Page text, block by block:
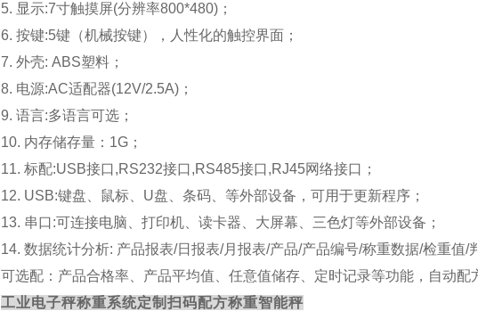
5. 显示:7寸触摸屏(分辨率800*480)；
6. 按键:5键（机械按键），人性化的触控界面；
7. 外壳: ABS塑料；
8. 电源:AC适配器(12V/2.5A)；
9. 语言:多语言可选；
10. 内存储存量：1G；
11. 标配:USB接口,RS232接口,RS485接口,RJ45网络接口；
12. USB:键盘、鼠标、U盘、条码、等外部设备，可用于更新程序；
13. 串口:可连接电脑、打印机、读卡器、大屏幕、三色灯等外部设备；
14. 数据统计分析: 产品报表/日报表/月报表/产品/产品编号/称重数据/检重值/
可选配：产品合格率、产品平均值、任意值储存、定时记录等功能， 自动配
工业电子秤称重系统定制扫码配方称重智能秤